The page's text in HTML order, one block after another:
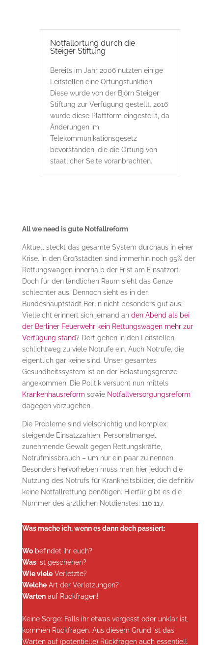
Notfallortung durch die
Steiger Stiftung
Bereits im Jahr 2006 nutzten einige
Leitstellen eine Ortungsfunktion.
Diese wurde von der Björn Steiger
Stiftung zur Verfügung gestellt. 2016
wurde diese Plattform eingestellt, da
Änderungen im
Telekommunikationsgesetz
bevorstanden, die die Ortung von
staatlicher Seite voranbrachten.
All we need is gute Notfallreform
Aktuell steckt das gesamte System durchaus in einer
Krise. In den Großstädten sind immerhin noch 95% der
Rettungswagen innerhalb der Frist am Einsatzort.
Doch für den ländlichen Raum sieht das Ganze
schlechter aus. Dennoch sieht es in der
Bundeshauptstadt Berlin nicht besonders gut aus:
Vielleicht erinnert sich jemand an den Abend als bei
der Berliner Feuerwehr kein Rettungswagen mehr zur
Verfügung stand? Dort gehen in den Leitstellen
schlichtweg zu viele Notrufe ein. Auch Notrufe, die
eigentlich gar keine sind. Unser gesamtes
Gesundheitssystem ist an der Belastungsgrenze
angekommen. Die Politik versucht nun mittels
Krankenhausreform sowie Notfallversorgungsreform
dagegen vorzugehen.
Die Probleme sind vielschichtig und komplex:
steigende Einsatzzahlen, Personalmangel,
zunehmende Gewalt gegen Rettungskräfte,
Notrufmissbrauch – um nur ein paar zu nennen.
Besonders hervorheben muss man hier jedoch die
Nutzung des Notrufs für Krankheitsbilder, die definitiv
keine Notfallrettung benötigen. Hierfür gibt es die
Nummer des ärztlichen Notdienstes: 116 117.
Was mache ich, wenn es dann doch passiert:
Wobefindet ihr euch?
Wasist geschehen?
Wie vieleVerletzte?
WelcheArt der Verletzungen?
Wartenauf Rückfragen!
Keine Sorge: Falls ihr etwas vergesst oder unklar ist,
kommen Rückfragen. Aus diesem Grund ist das
Warten auf (potentielle) Rückfragen auch essentiell.